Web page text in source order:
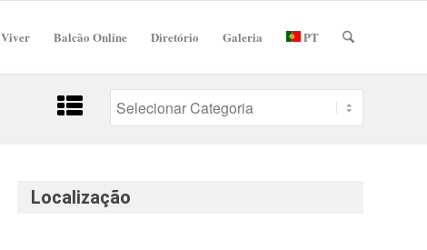
Viver Balcão Online Diretório Galeria PT
Localização